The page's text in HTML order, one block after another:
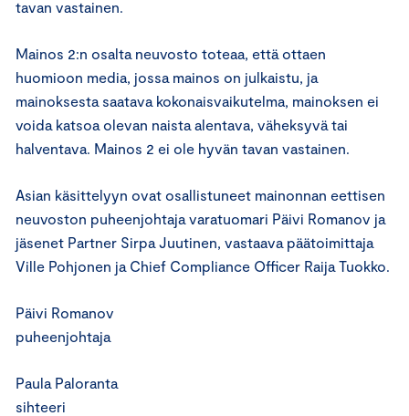
tavan vastainen.
Mainos 2:n osalta neuvosto toteaa, että ottaen
huomioon media, jossa mainos on julkaistu, ja
mainoksesta saatava kokonaisvaikutelma, mainoksen ei
voida katsoa olevan naista alentava, väheksyvä tai
halventava. Mainos 2 ei ole hyvän tavan vastainen.
Asian käsittelyyn ovat osallistuneet mainonnan eettisen
neuvoston puheenjohtaja varatuomari Päivi Romanov ja
jäsenet Partner Sirpa Juutinen, vastaava päätoimittaja
Ville Pohjonen ja Chief Compliance Officer Raija Tuokko.
Päivi Romanov
puheenjohtaja
Paula Paloranta
sihteeri